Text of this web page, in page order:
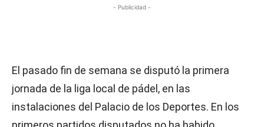
- Publicidad -
El pasado fin de semana se disputó la primera
jornada de la liga local de pádel, en las
instalaciones del Palacio de los Deportes. En los